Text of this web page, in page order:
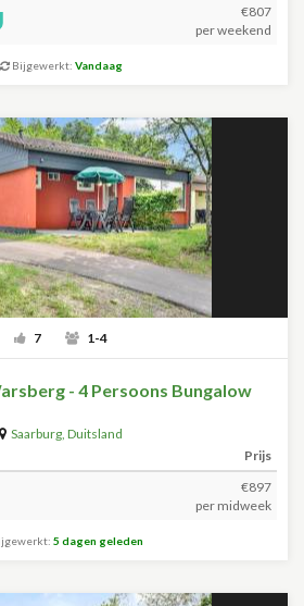
€807
per weekend
Bijgewerkt: Vandaag
7 1-4
- 4 Persoons Bungalow
Saarburg, Duitsland
Prijs
€897
per midweek
5 dagen geleden